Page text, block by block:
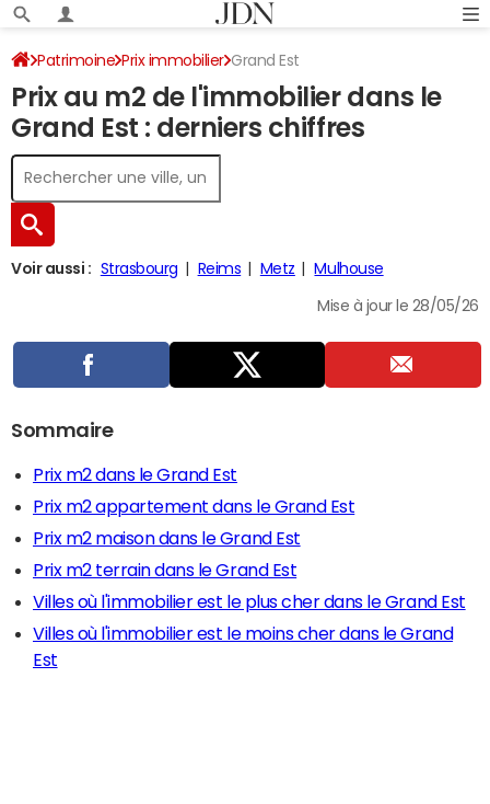
Patrimoine Prix immobilier Grand Est
Prix au m2 de l'immobilier dans le
Grand Est : derniers chiffres
Voir aussi : Strasbourg Reims Metz Mulhouse
Mise à jour le 28/05/26
Sommaire
Prix m2 dans le Grand Est
Prix m2 appartement dans le Grand Est
Prix m2 maison dans le Grand Est
Prix m2 terrain dans le Grand Est
Villes où l'immobilier est le plus cher dans le Grand Est
Villes où l'immobilier est le moins cher dans le Grand
Est